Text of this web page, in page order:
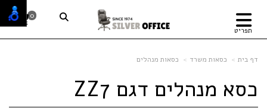
תפריט
0
דף בית כסאות משרד כסאות מנהלים
כסא מנהלים דגם ZZ7